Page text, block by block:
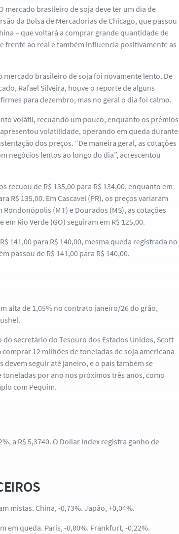
mercado brasileiro de soja deve ter um dia de
da Bolsa de Mercadorias de Chicago, que passou
– que voltará a comprar grande quantidade de
ao real e também influencia positivamente as
brasileiro de soja foi novamente lento. De
Rafael Silveira, houve o reporte de alguns
para dezembro, mas no geral o dia foi calmo.
volátil, recuando um pouco, enquanto os prêmios
volatilidade, operando em queda durante
dos preços. “De maneira geral, as cotações
negócios lentos ao longo do dia”, acrescentou
recuou de R$ 135,00 para R$ 134,00, enquanto em
R$ 135,00. Em Cascavel (PR), os preços variaram
Rondonópolis (MT) e Dourados (MS), as cotações
Rio Verde (GO) seguiram em R$ 125,00.
141,00 para R$ 140,00, mesma queda registrada no
passou de R$ 141,00 para R$ 140,00.
alta de 1,05% no contrato janeiro/26 do grão,
secretário do Tesouro dos Estados Unidos, Scott
12 milhões de toneladas de soja americana
seguir até janeiro, e o país também se
por ano nos próximos três anos, como
com Pequim.
a R$ 5,3740. O Dollar Index registra ganho de
mistas. China, -0,73%. Japão, +0,04%.
em queda. Paris, -0,80%. Frankfurt, -0,22%.